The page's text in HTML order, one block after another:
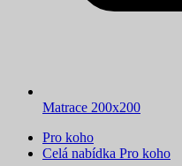
Matrace 200x200
Pro koho
Celá nabídka Pro koho